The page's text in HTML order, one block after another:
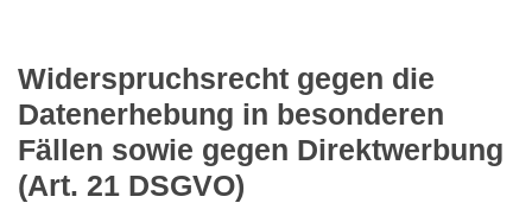
Widerspruchsrecht gegen die
Datenerhebung in besonderen
Fällen sowie gegen Direktwerbung
(Art. 21 DSGVO)